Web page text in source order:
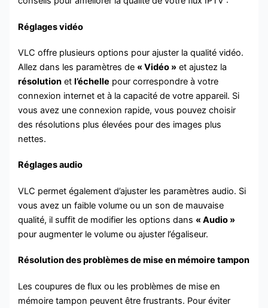
Réglages vidéo
VLC offre plusieurs options pour ajuster la qualité vidéo.
Allez dans les paramètres de « Vidéo » et ajustez la
résolution etl’échelle pour correspondre à votre
connexion internet et à la capacité de votre appareil. Si
vous avez une connexion rapide, vous pouvez choisir
des résolutions plus élevées pour des images plus
nettes.
Réglages audio
VLC permet également d’ajuster les paramètres audio. Si
vous avez un faible volume ou un son de mauvaise
qualité, il suffit de modifier les options dans « Audio »
pour augmenter le volume ou ajuster l’égaliseur.
Résolution des problèmes de mise en mémoire tampon
Les coupures de flux ou les problèmes de mise en
mémoire tampon peuvent être frustrants. Pour éviter